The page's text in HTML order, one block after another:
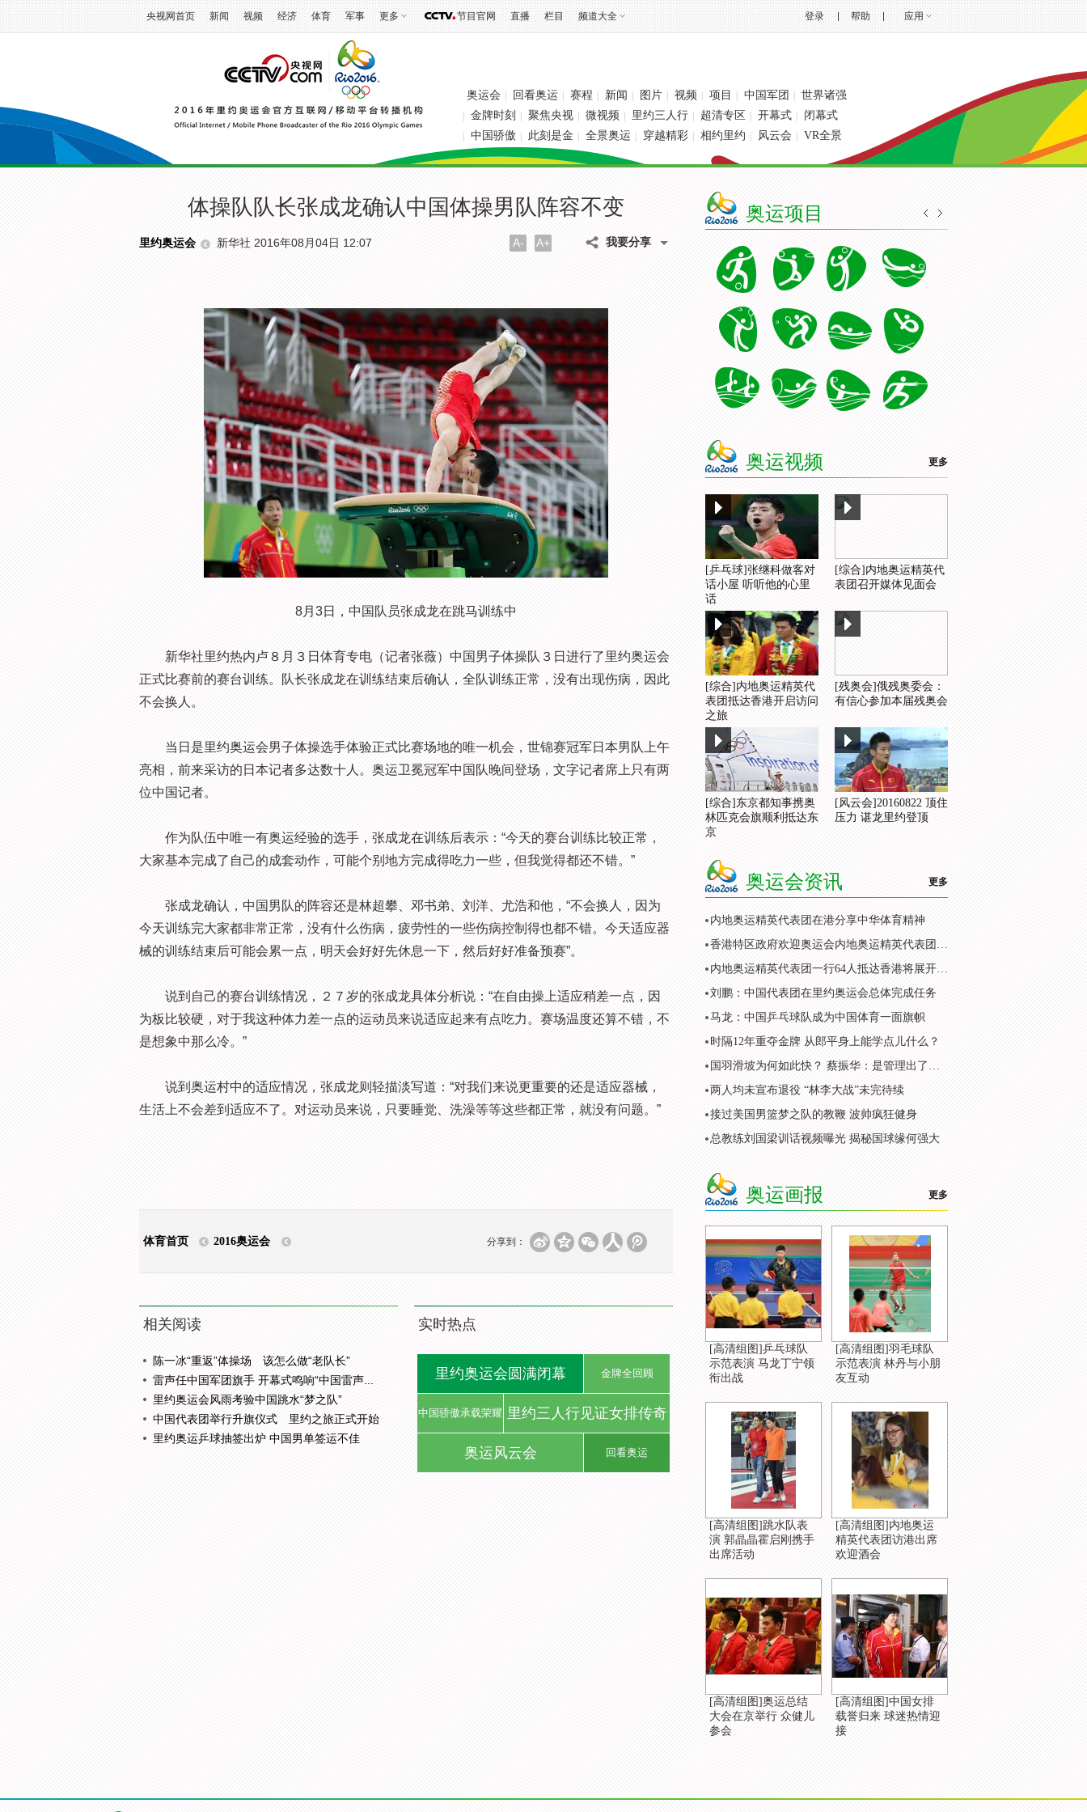
央视网首页 新闻 视频 经济 体育 军事 更多 节目官网 直播 栏目 频道大全 帮助 应用
登录
奥运会 回看奥运 赛程 新闻 图片 视频 项目 中国军团 世界诸强
金牌时刻 聚焦央视 微视频 里约三人行 超清专区 开幕式 闭幕式
中国骄傲 此刻是金 全景奥运 穿越精彩 相约里约 风云会 VR全景
体操队队长张成龙确认中国体操男队阵容不变
里约奥运会 新华社 2016年08月04日 12:07 A- A+ 我要分享
8月3日，中国队员张成龙在跳马训练中
新华社里约热内卢８月３日体育专电（记者张薇）中国男子体操队３日进行了里约奥运会
正式比赛前的赛台训练。队长张成龙在训练结束后确认，全队训练正常，没有出现伤病，因此
不会换人。
当日是里约奥运会男子体操选手体验正式比赛场地的唯一机会，世锦赛冠军日本男队上午
亮相，前来采访的日本记者多达数十人。奥运卫冕冠军中国队晚间登场，文字记者席上只有两
位中国记者。
作为队伍中唯一有奥运经验的选手，张成龙在训练后表示：“今天的赛台训练比较正常，
大家基本完成了自己的成套动作，可能个别地方完成得吃力一些，但我觉得都还不错。”
张成龙确认，中国男队的阵容还是林超攀、邓书弟、刘洋、尤浩和他，“不会换人，因为
今天训练完大家都非常正常，没有什么伤病，疲劳性的一些伤病控制得也都不错。今天适应器
械的训练结束后可能会累一点，明天会好好先休息一下，然后好好准备预赛”。
说到自己的赛台训练情况，２７岁的张成龙具体分析说：“在自由操上适应稍差一点，因
为板比较硬，对于我这种体力差一点的运动员来说适应起来有点吃力。赛场温度还算不错，不
是想象中那么冷。”
说到奥运村中的适应情况，张成龙则轻描淡写道：“对我们来说更重要的还是适应器械，
生活上不会差到适应不了。对运动员来说，只要睡觉、洗澡等等这些都正常，就没有问题。”
体育首页 2016奥运会 分享到：
相关阅读
陈一冰“重返”体操场 该怎么做“老队长”
雷声任中国军团旗手 开幕式鸣响“中国雷声...
里约奥运会风雨考验中国跳水“梦之队”
中国代表团举行升旗仪式 里约之旅正式开始
里约奥运乒球抽签出炉 中国男单签运不佳
实时热点
里约奥运会圆满闭幕 金牌全回顾
中国骄傲承载荣耀 里约三人行见证女排传奇
奥运风云会 回看奥运
奥运项目
奥运视频 更多
[乒乓球]张继科做客对
话小屋 听听他的心里
话
[综合]内地奥运精英代
表团召开媒体见面会
[综合]内地奥运精英代
表团抵达香港开启访问
之旅
[残奥会]俄残奥委会：
有信心参加本届残奥会
[综合]东京都知事携奥
林匹克会旗顺利抵达东
京
[风云会]20160822 顶住
压力 谌龙里约登顶
奥运会资讯 更多
内地奥运精英代表团在港分享中华体育精神
香港特区政府欢迎奥运会内地奥运精英代表团访港
内地奥运精英代表团一行64人抵达香港将展开访问
刘鹏：中国代表团在里约奥运会总体完成任务
马龙：中国乒乓球队成为中国体育一面旗帜
时隔12年重夺金牌 从郎平身上能学点儿什么？
国羽滑坡为何如此快？ 蔡振华：是管理出了问题
两人均未宣布退役 “林李大战”未完待续
接过美国男篮梦之队的教鞭 波帅疯狂健身
总教练刘国梁训话视频曝光 揭秘国球缘何强大
奥运画报 更多
[高清组图]乒乓球队
示范表演 马龙丁宁领
衔出战
[高清组图]羽毛球队
示范表演 林丹与小朋
友互动
[高清组图]跳水队表
演 郭晶晶霍启刚携手
出席活动
[高清组图]内地奥运
精英代表团访港出席
欢迎酒会
[高清组图]奥运总结
大会在京举行 众健儿
参会
[高清组图]中国女排
载誉归来 球迷热情迎
接